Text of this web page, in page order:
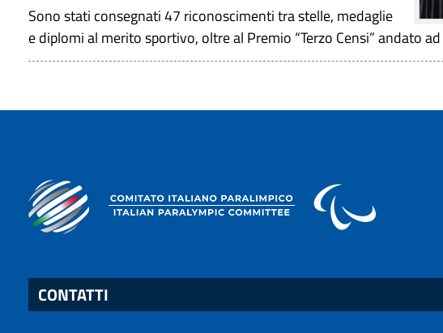
Sono stati consegnati 47 riconoscimenti tra stelle, medaglie
e diplomi al merito sportivo, oltre al Premio “Terzo Censi” andato
CONTATTI